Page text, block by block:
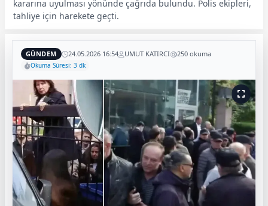
kararına uyulması yönünde çağrıda bulundu. Polis ekipleri,
tahliye için harekete geçti.
GÜNDEM 24.05.2026 16:54 UMUT KATIRCI 250 okuma
Okuma Süresi: 3 dk